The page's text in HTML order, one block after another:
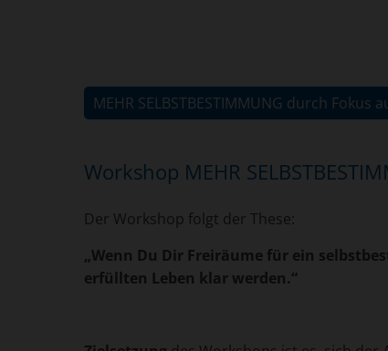
MEHR SELBSTBESTIMMUNG durch Fokus
Workshop MEHR
Der Workshop folgt der These:
„Wenn Du Dir Freiräume für ein
erfüllten Leben klar werden.“